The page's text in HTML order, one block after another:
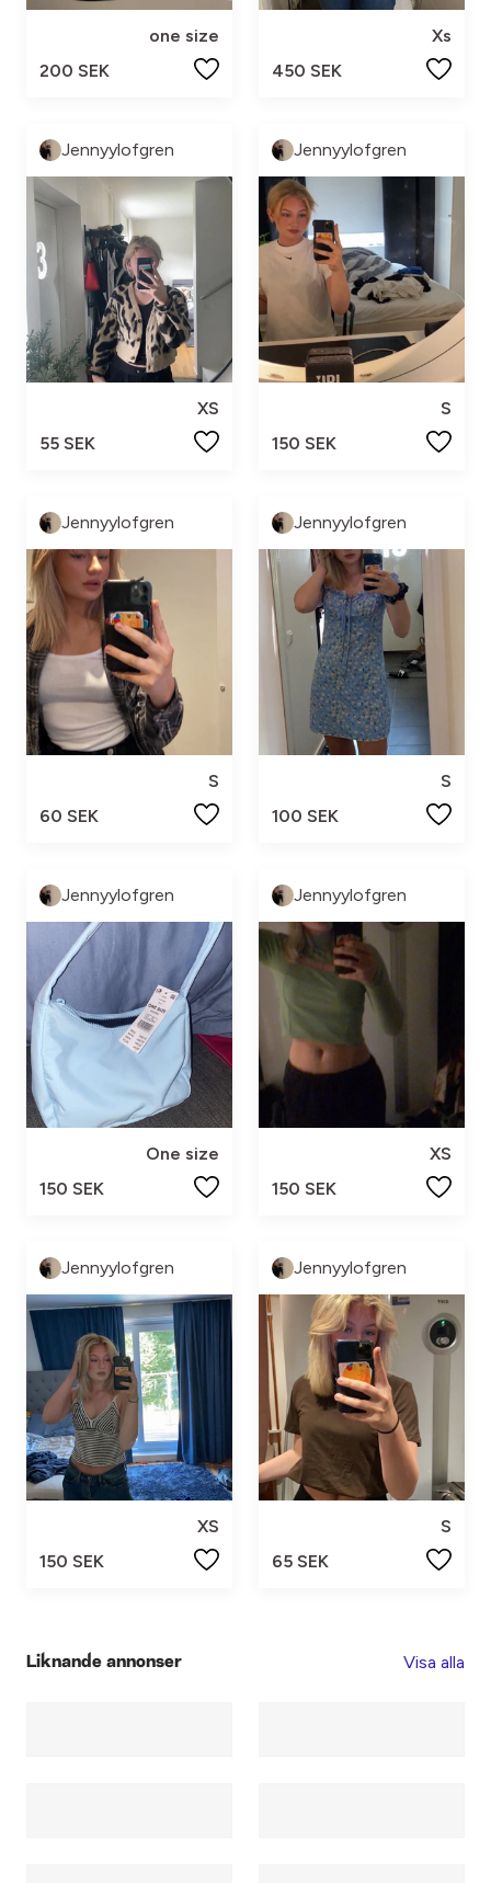
one size
200 SEK
Xs
450 SEK
Jennyylofgren
XS
55 SEK
Jennyylofgren
S
150 SEK
Jennyylofgren
S
60 SEK
Jennyylofgren
S
100 SEK
Jennyylofgren
One size
150 SEK
Jennyylofgren
XS
150 SEK
Jennyylofgren
XS
150 SEK
Jennyylofgren
S
65 SEK
Liknande annonser Visa alla